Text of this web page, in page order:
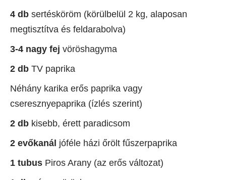
4 db sertésköröm (körülbelül 2 kg, alaposan
megtisztítva és feldarabolva)
3-4 nagy fej vöröshagyma
2 db TV paprika
Néhány karika erős paprika vagy
cseresznyepaprika (ízlés szerint)
2 db kisebb, érett paradicsom
2 evőkanál jóféle házi őrölt fűszerpaprika
1 tubus Piros Arany (az erős változat)